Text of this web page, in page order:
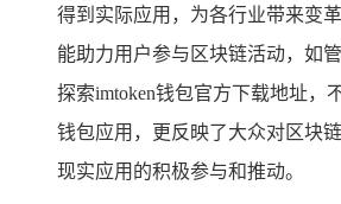
得到实际应用，为各行业带来变
能助力用户参与区块链活动，如
探索imtoken钱包官方下载地址，
钱包应用，更反映了大众对区块
现实应用的积极参与和推动。